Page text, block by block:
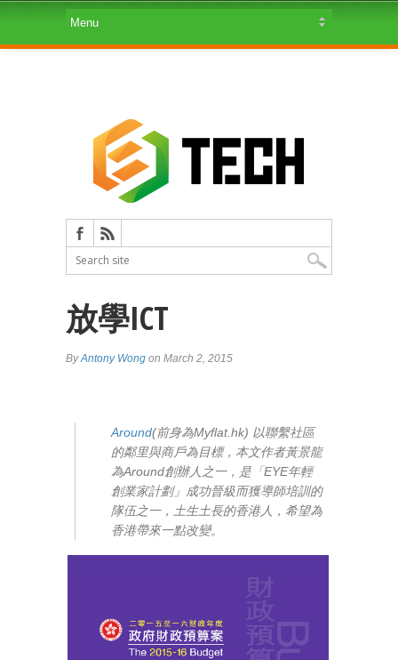
放學ICT
ByAntony Wong on March 2, 2015
Around(前身為Myflat.hk) 以聯繫社區
的鄰里與商戶為目標，本文作者黃景龍
為Around創辦人之一，是「EYE年輕
創業家計劃」成功晉級而獲導師培訓的
隊伍之一，土生土長的香港人，希望為
香港帶來一點改變。